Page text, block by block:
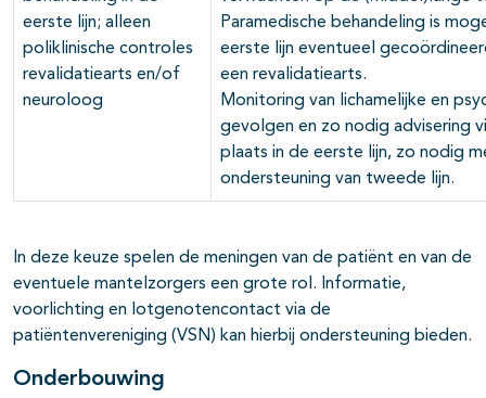
eerste lijn; alleen
poliklinische controles
revalidatiearts en/of
neuroloog
Paramedische behandeling is
eerste lijn eventueel
een revalidatiearts.
Monitoring van lichamelijke en
gevolgen en zo nodig advisering
plaats in de eerste lijn, zo nodig
ondersteuning van tweede lijn.
In deze keuze spelen de meningen van de patiënt en van de
eventuele mantelzorgers een grote rol. Informatie,
voorlichting en lotgenotencontact via de
patiëntenvereniging (VSN) kan hierbij ondersteuning bieden.
Onderbouwing